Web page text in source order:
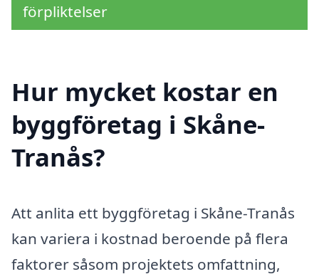
förpliktelser
Hur mycket kostar en
byggföretag i Skåne-
Tranås?
Att anlita ett byggföretag i Skåne-Tranås
kan variera i kostnad beroende på flera
faktorer såsom projektets omfattning,